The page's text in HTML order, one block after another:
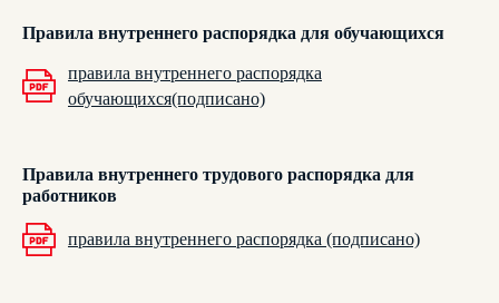
Правила внутреннего распорядка для обучающихся
правила внутреннего распорядка
обучающихся(подписано)
Правила внутреннего трудового распорядка для
работников
правила внутреннего распорядка (подписано)